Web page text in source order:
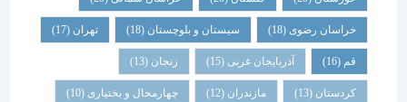
خراسان رضوی(18) سیستان و بلوچستان(18) تهران
آذربایجان غربی(15) زنجان
کردستان(13) مازندران(12) چهارمحال و بختیاری (10)